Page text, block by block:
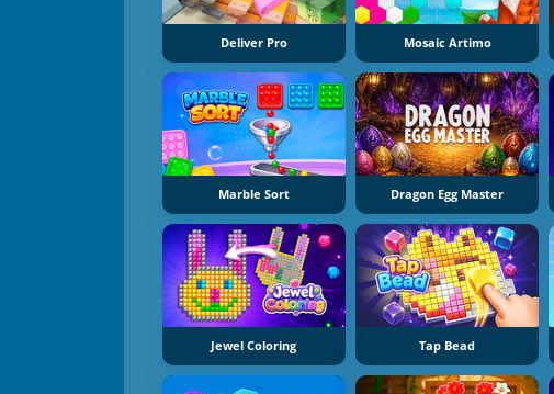
Deliver Pro Mosaic Artimo
Marble Sort Dragon Egg Master
Jewel Coloring Tap Bead